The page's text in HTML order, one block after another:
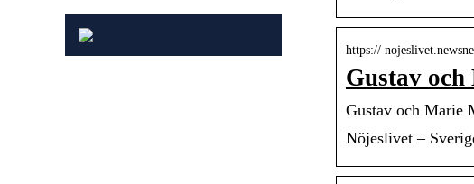
https://
Gustav
Gustav och Marie
Nöjeslivet –